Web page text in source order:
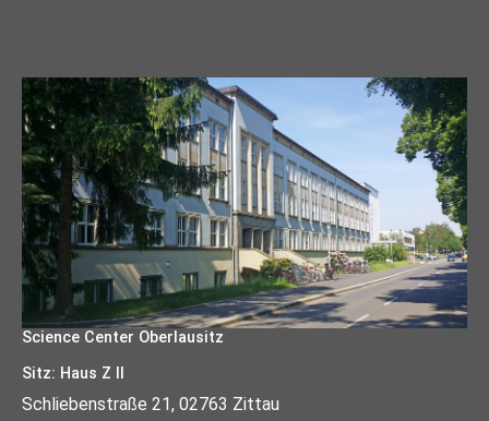
Science Center Oberlausitz
Sitz: Haus Z II
Schliebenstraße 21, 02763 Zittau